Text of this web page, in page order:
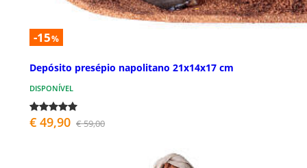
-15%
Depósito presépio napolitano 21x14x17 cm
DISPONÍVEL
€ 49,90 € 59,00